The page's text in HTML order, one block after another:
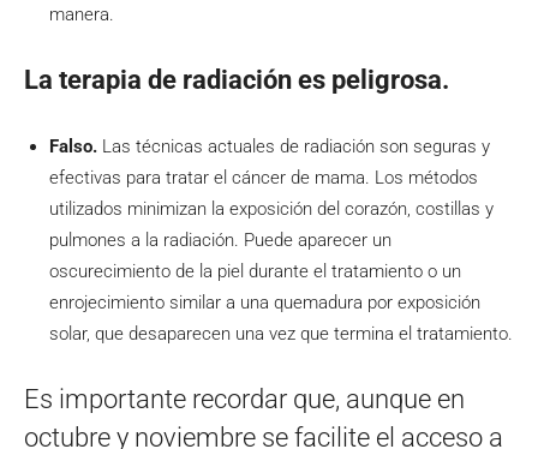
manera.
La terapia de radiación es peligrosa.
Falso. Las técnicas actuales de radiación son seguras y
efectivas para tratar el cáncer de mama. Los métodos
utilizados minimizan la exposición del corazón, costillas y
pulmones a la radiación. Puede aparecer un
oscurecimiento de la piel durante el tratamiento o un
enrojecimiento similar a una quemadura por exposición
solar, que desaparecen una vez que termina el tratamiento.
Es importante recordar que, aunque en
octubre y noviembre se facilite el acceso a